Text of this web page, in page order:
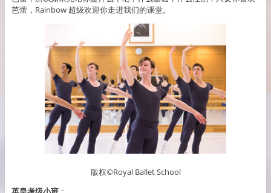
芭蕾，Rainbow 超级欢迎你走进我们的课堂。
版权©️Royal Ballet School